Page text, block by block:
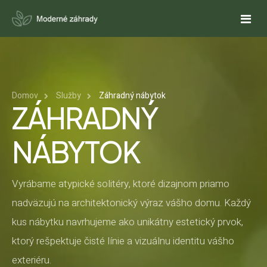
O NÁS
SLUŽBY
NÁVRHY ZÁHRAD
REALIZÁCIE ZÁHRAD
REALIZUJETE ZÁHRADU SVOJPOMOCNE?
AUTOMATICKÉ ZÁVLAHY
OKRASNÉ JAZIERKA
REFERENCIE
PONUKY
CENOVÁ PONUKA NA NÁVRH ZÁHRADY
CENOVÁ PONUKA NA ZÁHRADNÝ NÁBYTOK
KALKULAČKY
ODHAD CENY REALIZÁCIE ZÁHRADY
FAQ
Domov Služby Záhradný nábytok
ZÁHRADNÝ
NÁBYTOK
Vyrábame atypické solitéry, ktoré dizajnom priamo
nadväzujú na architektonický výraz vášho domu. Každý
kus nábytku navrhujeme ako unikátny estetický prvok,
ktorý rešpektuje čisté línie a vizuálnu identitu vášho
exteriéru.